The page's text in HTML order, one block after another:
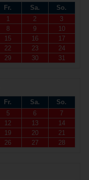
Fr. Sa.
So.
1
2
3
8 9
10
15 16
17
22 23
24
29 30 31
Fr. Sa.
So.
5 6
7
12 13
14
19 20
21
26 27 28